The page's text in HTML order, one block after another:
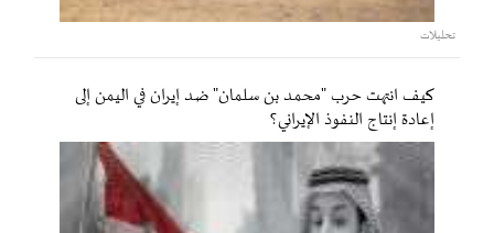
تحليلات
كيف انتهت حرب "محمد بن سلمان" ضد إيران في اليمن إلى
إعادة إنتاج النفوذ الإيراني؟